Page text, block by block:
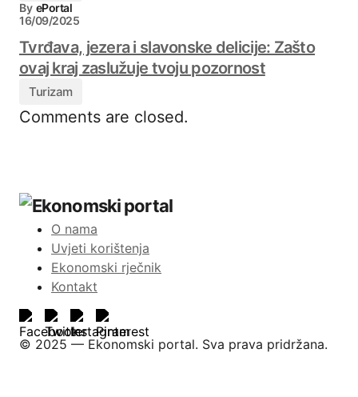
By ePortal
16/09/2025
Tvrđava, jezera i slavonske delicije: Zašto
ovaj kraj zaslužuje tvoju pozornost
Turizam
Comments are closed.
O nama
Uvjeti korištenja
Ekonomski rječnik
Kontakt
©️ 2025 — Ekonomski portal. Sva prava pridržana.